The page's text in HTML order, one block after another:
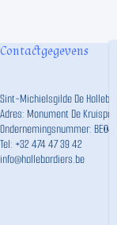
Contactgegevens
Sint-Michielsgilde De
Adres: Monument De
Ondernemingsnummer:
Tel: +32 474 47 39 42
info@hallebardiers.be